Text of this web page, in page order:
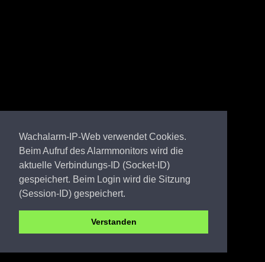
Wachalarm-IP-Web verwendet Cookies.
Beim Aufruf des Alarmmonitors wird die
aktuelle Verbindungs-ID (Socket-ID)
gespeichert. Beim Login wird die Sitzung
(Session-ID) gespeichert.
Verstanden
LDS FW Krummensee